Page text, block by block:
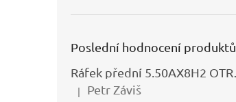
Poslední hodnocení produktů
Hodnocení produktu je 5 z 5 hvězdiček.
| Petr Záviš